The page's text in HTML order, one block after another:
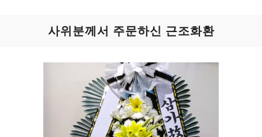
사위분께서 주문하신 근조화환